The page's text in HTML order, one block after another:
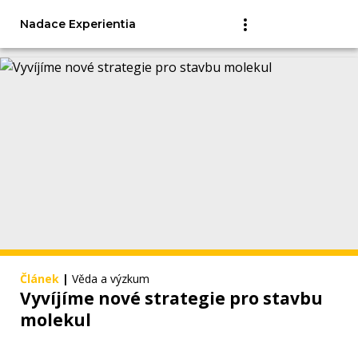
Nadace Experientia
Článek | Věda a výzkum
Vyvíjíme nové strategie pro stavbu
molekul